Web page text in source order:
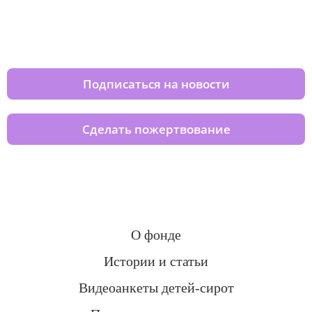
Подписаться на новости
Сделать пожертвование
О фонде
Истории и статьи
Видеоанкеты детей-сирот